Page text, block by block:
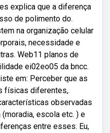
explica que a diferença
de polimento do.
na organização celular
necessidade e
Web11 planos de
ei02eo05 da bncc.
em: Perceber que as
físicas diferentes,.
observadas
escola etc. ) e
entre esses. Eu,